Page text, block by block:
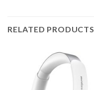
RELATED PRODUCTS